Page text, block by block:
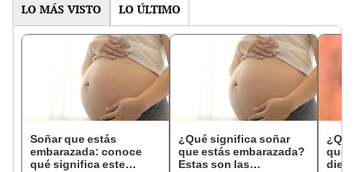
LO MÁS VISTO LO ÚLTIMO
Soñar que estás
embarazada: conoce
qué significa este
¿Qué significa soñar
que estás embarazada?
Estas son las
que